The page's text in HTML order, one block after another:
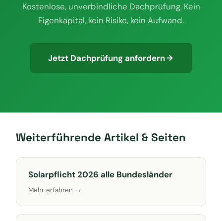
Kostenlose, unverbindliche Dachprüfung. Kein
Eigenkapital, kein Risiko, kein Aufwand.
Jetzt Dachprüfung anfordern
Weiterführende Artikel & Seiten
Solarpflicht 2026 alle Bundesländer
Mehr erfahren →